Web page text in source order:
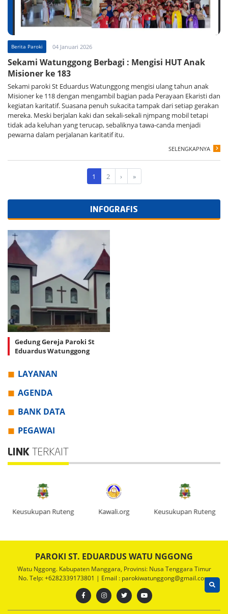
Berita Paroki 04 Januari 2026
Sekami Watunggong Berbagi : Mengisi HUT Anak
Misioner ke 183
Sekami paroki St Eduardus Watunggong mengisi ulang tahun anak
Misioner ke 118 dengan mengambil bagian pada Perayaan Ekaristi dan
kegiatan karitatif. Suasana penuh sukacita tampak dari setiap gerakan
mereka. Meski berjalan kaki dan sekali-sekali njmpang mobil tetapi
tidak ada keluhan yang terucap, sebaliknya tawa-canda menjadi
pewarna dalam perjalanan karitatif itu.
SELENGKAPNYA
1 2 › »
INFOGRAFIS
Gedung Gereja Paroki St
Eduardus Watunggong
LAYANAN
AGENDA
BANK DATA
PEGAWAI
LINK TERKAIT
Kawali.org Keusukupan Ruteng Kawali.org
PAROKI ST. EDUARDUS WATU NGGONG
Watu Nggong. Kabupaten Manggara, Provinsi: Nusa Tenggara Timur
No. Telp: +6282339173801 | Email : parokiwatunggong@gmail.com